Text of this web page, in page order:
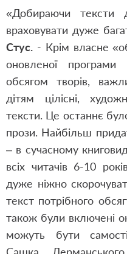
«Добираючи тексти
враховувати дуже
Стус. - Крім власне
оновленої програми
обсягом творів,
дітям цілісні,
тексти. Це останнє
прози. Найбільш
– в сучасному
всіх читачів 6-10
дуже ніжно
текст потрібного
також були включені
можуть бути